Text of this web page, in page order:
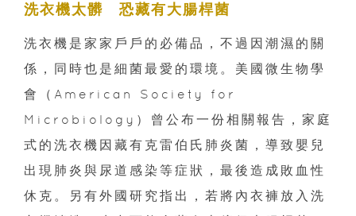
洗衣機太髒 恐藏有大腸桿菌
洗衣機是家家戶戶的必備品，不過因潮濕的關
係，同時也是細菌最愛的環境。美國微生物學
會（American Society for
Microbiology）曾公布一份相關報告，家庭
式的洗衣機因藏有克雷伯氏肺炎菌，導致嬰兒
出現肺炎與尿道感染等症狀，最後造成敗血性
休克。另有外國研究指出，若將內衣褲放入洗